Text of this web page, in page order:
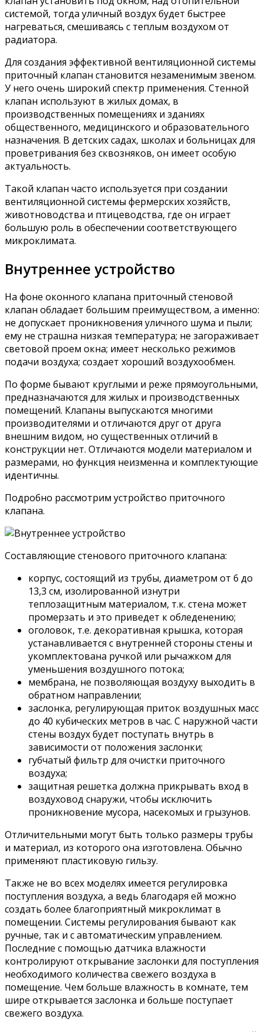
системой, тогда уличный воздух будет быстрее
нагреваться, смешиваясь с теплым воздухом от
радиатора.
Для создания эффективной вентиляционной системы
приточный клапан становится незаменимым звеном.
У него очень широкий спектр применения. Стенной
клапан используют в жилых домах, в
производственных помещениях и зданиях
общественного, медицинского и образовательного
назначения. В детских садах, школах и больницах для
проветривания без сквозняков, он имеет особую
актуальность.
Такой клапан часто используется при создании
вентиляционной системы фермерских хозяйств,
животноводства и птицеводства, где он играет
большую роль в обеспечении соответствующего
микроклимата.
Внутреннее устройство
На фоне оконного клапана приточный стеновой
клапан обладает большим преимуществом, а именно:
не допускает проникновения уличного шума и пыли;
ему не страшна низкая температура; не загораживает
световой проем окна; имеет несколько режимов
подачи воздуха; создает хороший воздухообмен.
По форме бывают круглыми и реже прямоугольными,
предназначаются для жилых и производственных
помещений. Клапаны выпускаются многими
производителями и отличаются друг от друга
внешним видом, но существенных отличий в
конструкции нет. Отличаются модели материалом и
размерами, но функция неизменна и комплектующие
идентичны.
Подробно рассмотрим устройство приточного
клапана.
Составляющие стенового приточного клапана:
корпус, состоящий из трубы, диаметром от 6 до
13,3 см, изолированной изнутри
теплозащитным материалом, т.к. стена может
промерзать и это приведет к обледенению;
оголовок, т.е. декоративная крышка, которая
устанавливается с внутренней стороны стены и
укомплектована ручкой или рычажком для
уменьшения воздушного потока;
мембрана, не позволяющая воздуху выходить в
обратном направлении;
заслонка, регулирующая приток воздушных масс
до 40 кубических метров в час. С наружной части
стены воздух будет поступать внутрь в
зависимости от положения заслонки;
губчатый фильтр для очистки приточного
воздуха;
защитная решетка должна прикрывать вход в
воздуховод снаружи, чтобы исключить
проникновение мусора, насекомых и грызунов.
Отличительными могут быть только размеры трубы
и материал, из которого она изготовлена. Обычно
применяют пластиковую гильзу.
Также не во всех моделях имеется регулировка
поступления воздуха, а ведь благодаря ей можно
создать более благоприятный микроклимат в
помещении. Системы регулирования бывают как
ручные, так и с автоматическим управлением.
Последние с помощью датчика влажности
контролируют открывание заслонки для поступления
необходимого количества свежего воздуха в
помещение. Чем больше влажность в комнате, тем
шире открывается заслонка и больше поступает
свежего воздуха.